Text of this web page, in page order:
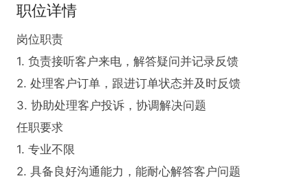
职位详情
岗位职责
1. 负责接听客户来电，解答疑问并记录反馈
2. 处理客户订单，跟进订单状态并及时反馈
3. 协助处理客户投诉，协调解决问题
任职要求
1. 专业不限
2. 具备良好沟通能力，能耐心解答客户问题